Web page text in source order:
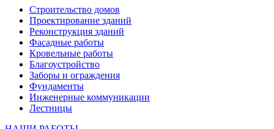
Строительство домов
Проектирование зданий
Реконструкция зданий
Фасадные работы
Кровельные работы
Благоустройство
Заборы и ограждения
Фундаменты
Инженерные коммуникации
Лестницы